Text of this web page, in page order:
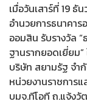
เมื่อวันเสาร์ที่ 19
อำนวยการธนาคา
ออมสิน รับรางวัล
ฐานรากยอดเยี่ยม
บริษัท สยามรัฐ จำ
หน่วยงานราชการแ
บมจ.ทีโอที ถ.แจ้งวั